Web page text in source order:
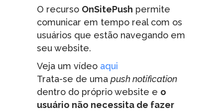
O recurso OnSitePush permite
comunicar em tempo real com os
usuários que estão navegando em
seu website.
Veja um vídeo aqui
Trata-se de uma push notification
dentro do próprio website e o
usuário não necessita de fazer